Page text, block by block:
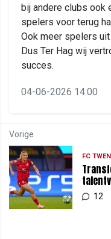
bij andere clubs ook
spelers voor terug
Ook meer spelers
Dus Ter Hag wij
succes.
04-06-2026 14:00
Vorige
FC
van FC
12